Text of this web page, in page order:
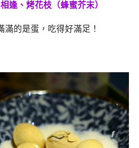
逢、烤花枝（蜂蜜芥末）
滿的是蛋，吃得好滿足！